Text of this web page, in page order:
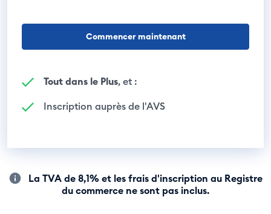
Commencer maintenant
Tout dans le Plus, et :
Inscription auprès de l'AVS
La TVA de 8,1% et les frais d'inscription au Registre
du commerce ne sont pas inclus.